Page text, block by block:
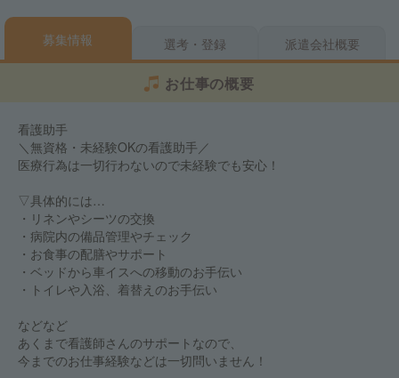
募集情報 選考・登録 派遣会社概要
お仕事の概要
看護助手
＼無資格・未経験OKの看護助手／
医療行為は一切行わないので未経験でも安心！
▽具体的には…
・リネンやシーツの交換
・病院内の備品管理やチェック
・お食事の配膳やサポート
・ベッドから車イスへの移動のお手伝い
・トイレや入浴、着替えのお手伝い
などなど
あくまで看護師さんのサポートなので、
今までのお仕事経験などは一切問いません！